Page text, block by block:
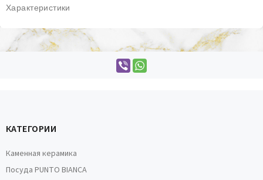
Характеристики
КАТЕГОРИИ
Каменная керамика
Посуда PUNTO BIANCA